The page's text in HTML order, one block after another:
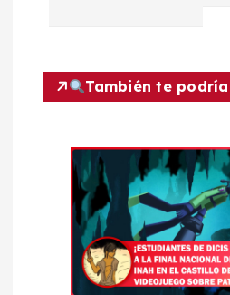
c
También te